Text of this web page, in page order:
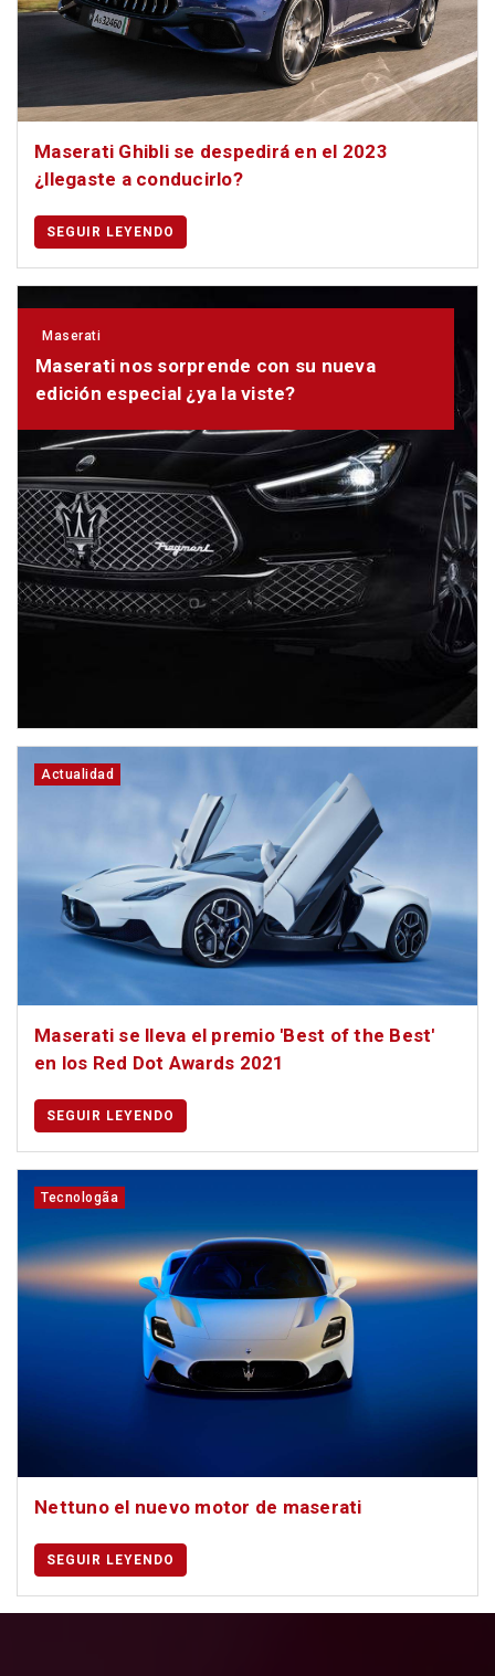
Maserati Ghibli se despedirá en el 2023
¿llegaste a conducirlo?
SEGUIR LEYENDO
Maserati
Maserati nos sorprende con su nueva
edición especial ¿ya la viste?
Actualidad
Maserati se lleva el premio 'Best of the Best'
en los Red Dot Awards 2021
SEGUIR LEYENDO
Tecnologã­a
Nettuno el nuevo motor de maserati
SEGUIR LEYENDO